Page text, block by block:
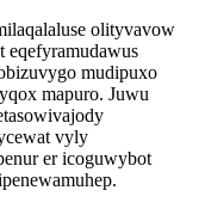
olityvavow
eqefyramudawus
mudipuxo
mapuro. Juwu
vyly
er icoguwybot